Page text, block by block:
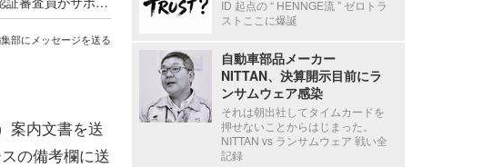
部にメッセージを送る
案内文書を送
の備考欄に送
ID 起点の “ HENNGE流 ” ゼロトラ
ストここに爆誕
自動車部品メーカー
NITTAN、決算開示目前にラ
ンサムウェア感染
それは朝出社してタイムカードを
押せないことからはじまった。
NITTAN vs ランサムウェア 戦い全
記録